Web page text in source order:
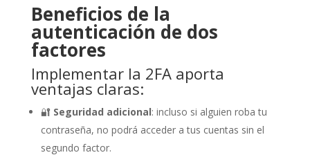
Beneficios de la
autenticación de dos
factores
Implementar la 2FA aporta
ventajas claras:
🔐 Seguridad adicional: incluso si alguien roba tu
contraseña, no podrá acceder a tus cuentas sin el
segundo factor.